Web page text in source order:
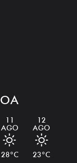
11
AGO
28 °C
12
AGO
23 °C